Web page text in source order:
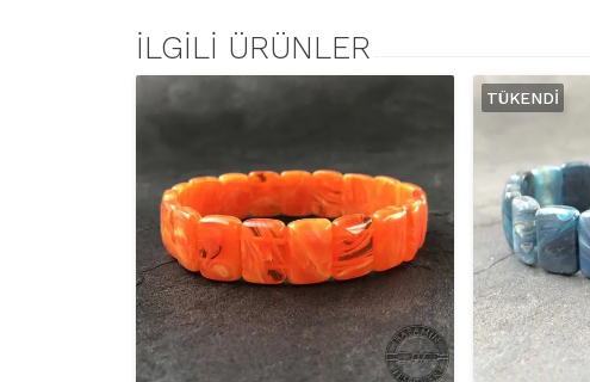
İLGILI ÜRÜNLER
TÜKENDI